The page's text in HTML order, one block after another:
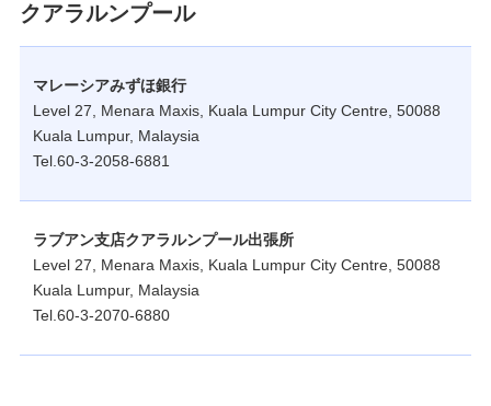
クアラルンプール
マレーシアみずほ銀行
Level 27, Menara Maxis, Kuala Lumpur City Centre, 50088
Kuala Lumpur, Malaysia
Tel.60-3-2058-6881
ラブアン支店クアラルンプール出張所
Level 27, Menara Maxis, Kuala Lumpur City Centre, 50088
Kuala Lumpur, Malaysia
Tel.60-3-2070-6880